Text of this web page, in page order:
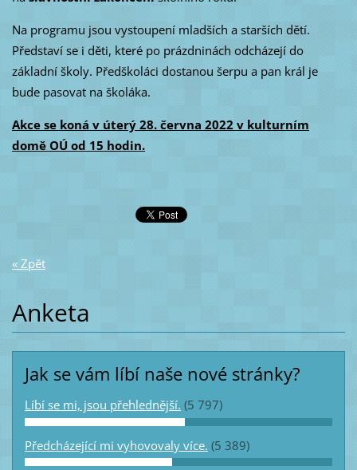
Na programu jsou vystoupení mladších a starších dětí.
Představí se i děti, které po prázdninách odcházejí do
základní školy. Předškoláci dostanou šerpu a pan král je
bude pasovat na školáka.
Akce se koná v úterý 28. června 2022 v kulturním
domě OÚ od 15 hodin.
« Zpět
Anketa
Jak se vám líbí naše nové stránky?
Líbí se mi, jsou přehlednější. (5 797)
Předcházející mi vyhovovaly více. (5 389)